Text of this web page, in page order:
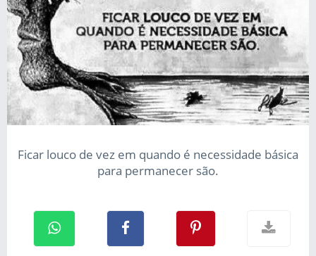
Ficar louco de vez em quando é necessidade básica
para permanecer são.